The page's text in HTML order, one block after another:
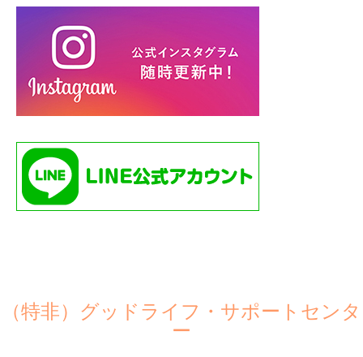
（特非）グッドライフ・サポートセンタ
ー